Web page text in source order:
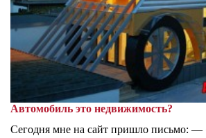
Автомобиль это недвижимость?
Сегодня мне на сайт пришло письмо: —